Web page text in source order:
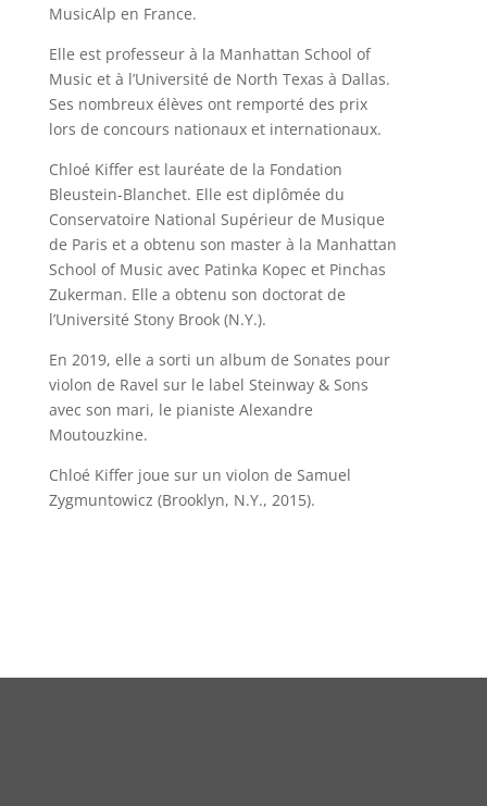
MusicAlp en France.
Elle est professeur à la Manhattan School of
Music et à l’Université de North Texas à Dallas.
Ses nombreux élèves ont remporté des prix
lors de concours nationaux et internationaux.
Chloé Kiffer est lauréate de la Fondation
Bleustein-Blanchet. Elle est diplômée du
Conservatoire National Supérieur de Musique
de Paris et a obtenu son master à la Manhattan
School of Music avec Patinka Kopec et Pinchas
Zukerman. Elle a obtenu son doctorat de
l’Université Stony Brook (N.Y.).
En 2019, elle a sorti un album de Sonates pour
violon de Ravel sur le label Steinway & Sons
avec son mari, le pianiste Alexandre
Moutouzkine.
Chloé Kiffer joue sur un violon de Samuel
Zygmuntowicz (Brooklyn, N.Y., 2015).